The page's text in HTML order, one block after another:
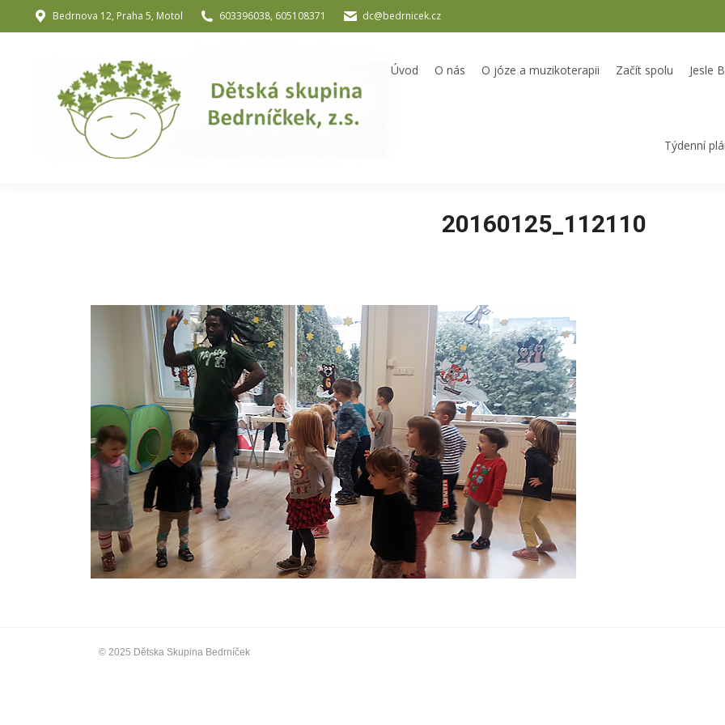
Bedrnova 12, Praha 5, Motol 603396038, 605108371 dc@bedrnicek.cz
Úvod O nás O józe a muzikoterapii Začít spolu Jesle
Týdenní
20160125_112110
© 2025 Dětska Skupina Bedrníček
Úvod O nás O józe a muzikoterapii Začít spolu Jesle Bedrníček Školka Bedrníček